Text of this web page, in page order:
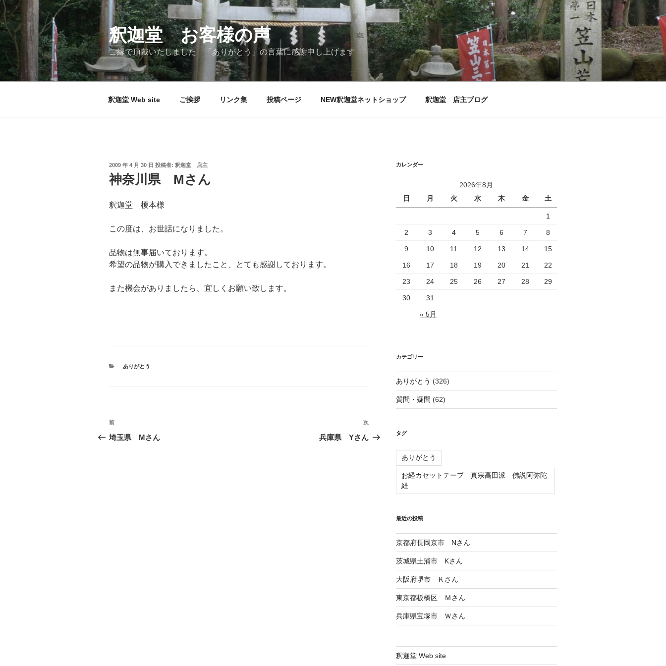
コ
ン
テ
へ
釈迦堂 お客様の声
ご縁で頂戴いたしました 「ありがとう」の言葉に感謝申し上げます
釈迦堂 Web site ご挨拶 リンク集 投稿ページ NEW釈迦堂ネットショップ 釈迦堂 店主ブログ
投
稿
日:
2009 年 4 月 30 日 投稿者: 釈迦堂 店主
神奈川県 Mさん
釈迦堂 榎本様
この度は、お世話になりました。
品物は無事届いております。
希望の品物が購入できましたこと、とても感謝しております。
また機会がありましたら、宜しくお願い致します。
カ
ありがとう
投
稿
前
の
前
埼玉県 Mさん
次
の
次
兵庫県 Yさん
カレンダー
2026年8月
日
月 火 水 木 金 土
1
2 3 4 5 6 7 8
9 10 11 12 13 14 15
16 17 18 19 20 21 22
23 24 25 26 27 28 29
30 31
« 5月
カテゴリー
ありがとう (326)
質問・疑問 (62)
タグ
ありがとう
お経カセットテープ 真宗高田派 佛説阿弥陀
経
最近の投稿
京都府長岡京市 Nさん
茨城県土浦市 Kさん
大阪府堺市 Ｋさん
東京都板橋区 Ｍさん
兵庫県宝塚市 Ｗさん
釈迦堂 Web site